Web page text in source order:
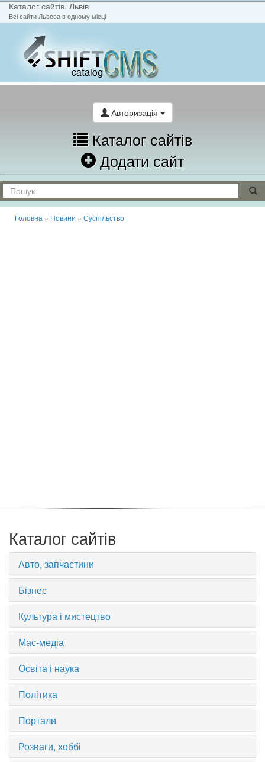
Каталог сайтів. Львів
Всі сайти Львова в одному місці
Авторизація
Каталог сайтів
Додати сайт
Головна » Новини » Суспільство
Каталог сайтів
Авто, запчастини
Бізнес
Культура і мистецтво
Мас-медіа
Освіта і наука
Політика
Портали
Розваги, хоббі